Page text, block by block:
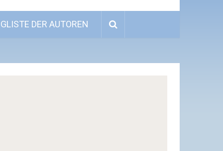
DER AUTOREN